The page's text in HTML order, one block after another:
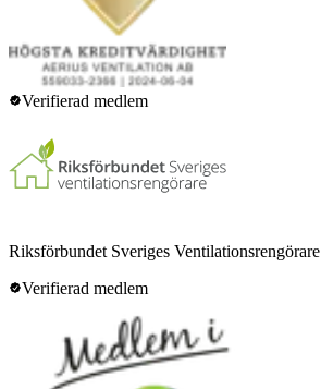
Verifierad medlem
Riksförbundet Sveriges Ventilationsrengörare
Verifierad medlem